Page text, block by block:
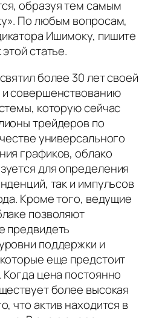
образуя тем самым
По любым вопросам,
Ишимоку, пишите
статье.
более 30 лет своей
совершенствованию
которую сейчас
трейдеров по
универсального
графиков, облако
для определения
так и импульсов
Кроме того, ведущие
позволяют
предвидеть
поддержки и
еще предстоит
Когда цена постоянно
более высокая
что актив находится в